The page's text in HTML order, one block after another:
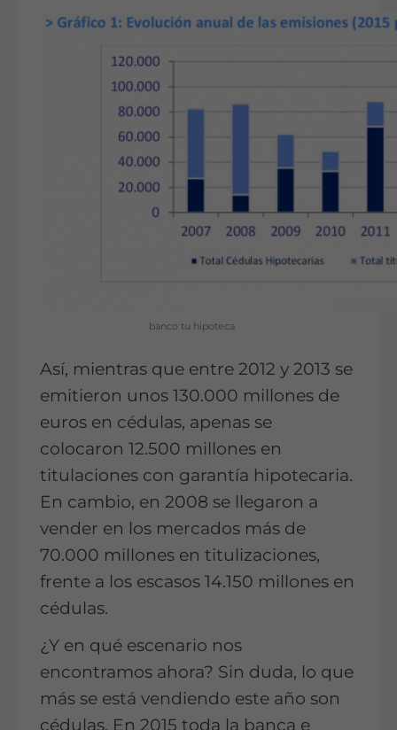
banco tu hipoteca
Así, mientras que entre 2012 y 2013 se
emitieron unos 130.000 millones de
euros en cédulas, apenas se
colocaron 12.500 millones en
titulaciones con garantía hipotecaria.
En cambio, en 2008 se llegaron a
vender en los mercados más de
70.000 millones en titulizaciones,
frente a los escasos 14.150 millones en
cédulas.
¿Y en qué escenario nos
encontramos ahora? Sin duda, lo que
más se está vendiendo este año son
cédulas. En 2015 toda la banca e